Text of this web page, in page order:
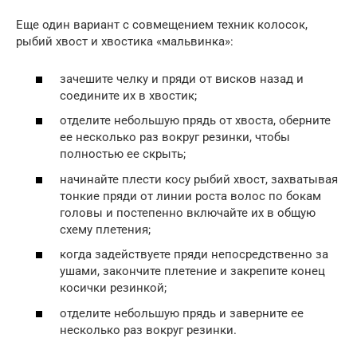
Еще один вариант с совмещением техник колосок,
рыбий хвост и хвостика «мальвинка»:
зачешите челку и пряди от висков назад и
соедините их в хвостик;
отделите небольшую прядь от хвоста, оберните
ее несколько раз вокруг резинки, чтобы
полностью ее скрыть;
начинайте плести косу рыбий хвост, захватывая
тонкие пряди от линии роста волос по бокам
головы и постепенно включайте их в общую
схему плетения;
когда задействуете пряди непосредственно за
ушами, закончите плетение и закрепите конец
косички резинкой;
отделите небольшую прядь и заверните ее
несколько раз вокруг резинки.